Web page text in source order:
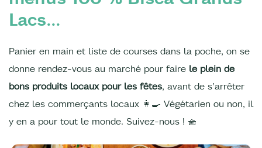
Lacs...
Panier en main et liste de courses dans la poche, on se
donne rendez-vous au marché pour faire le plein de
bons produits locaux pour les fêtes, avant de s’arrêter
chez les commerçants locaux 👩‍🍳 Végétarien ou non, il
y en a pour tout le monde. Suivez-nous ! 🧺